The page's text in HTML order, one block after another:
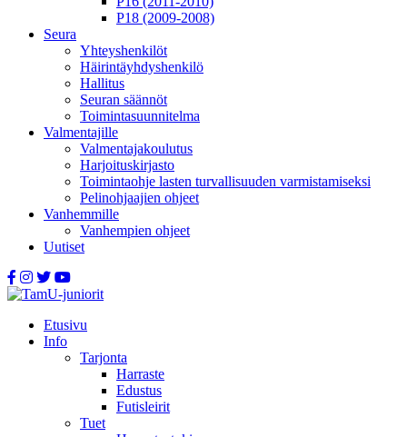
P18 (2009-2008)
Seura
Yhteyshenkilöt
Häirintä­yhdyshenkilö
Hallitus
Seuran säännöt
Toimintasuunnitelma
Valmentajille
Valmentajakoulutus
Harjoituskirjasto
Toimintaohje lasten turvallisuuden varmistamiseksi
Pelinohjaajien ohjeet
Vanhemmille
Vanhempien ohjeet
Uutiset
Etusivu
Info
Tarjonta
Harraste
Edustus
Futisleirit
Tuet